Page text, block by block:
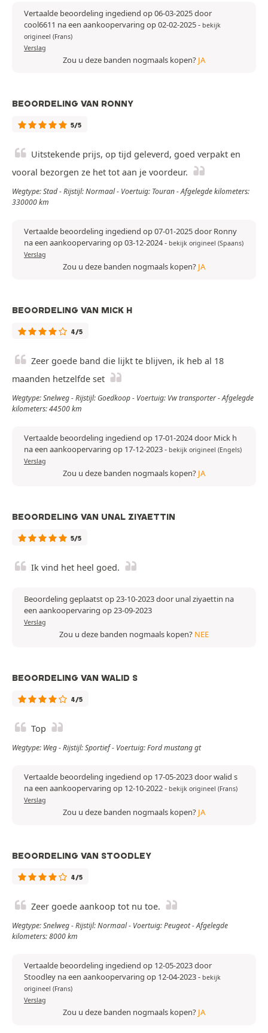
Vertaalde beoordeling ingediend op 06-03-2025 door
cool6611 na een aankoopervaring op 02-02-2025- bekijk
origineel (Frans)
Verslag
Zou u deze banden nogmaals kopen? JA
BEOORDELING VAN RONNY
5/5
Uitstekende prijs, op tijd geleverd, goed verpakt en
vooral bezorgen ze het tot aan je voordeur.
Wegtype: Stad - Rijstijl: Normaal - Voertuig: Touran - Afgelegde kilometers:
330000 km
Vertaalde beoordeling ingediend op 07-01-2025 door Ronny
na een aankoopervaring op 03-12-2024- bekijk origineel (Spaans)
Verslag
Zou u deze banden nogmaals kopen? JA
BEOORDELING VAN MICK H
4/5
Zeer goede band die lijkt te blijven, ik heb al 18
maanden hetzelfde set
Wegtype: Snelweg - Rijstijl: Goedkoop - Voertuig: Vw transporter - Afgelegde
kilometers: 44500 km
Vertaalde beoordeling ingediend op 17-01-2024 door Mick h
na een aankoopervaring op 17-12-2023- bekijk origineel (Engels)
Verslag
Zou u deze banden nogmaals kopen? JA
BEOORDELING VAN UNAL ZIYAETTIN
5/5
Ik vind het heel goed.
Beoordeling geplaatst op 23-10-2023 door unal ziyaettin na
een aankoopervaring op 23-09-2023
Verslag
Zou u deze banden nogmaals kopen? NEE
BEOORDELING VAN WALID S
4/5
Top
Wegtype: Weg - Rijstijl: Sportief - Voertuig: Ford mustang gt
Vertaalde beoordeling ingediend op 17-05-2023 door walid s
na een aankoopervaring op 12-10-2022- bekijk origineel (Frans)
Verslag
Zou u deze banden nogmaals kopen? JA
BEOORDELING VAN STOODLEY
4/5
Zeer goede aankoop tot nu toe.
Wegtype: Snelweg - Rijstijl: Normaal - Voertuig: Peugeot - Afgelegde
kilometers: 8000 km
Vertaalde beoordeling ingediend op 12-05-2023 door
Stoodley na een aankoopervaring op 12-04-2023- bekijk
origineel (Frans)
Verslag
Zou u deze banden nogmaals kopen? JA